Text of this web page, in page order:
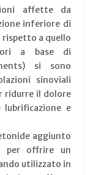
affette da
inferiore di
rispetto a quello
a base di
si sono
sinoviali
ridurre il dolore
e
aggiunto
per offrire un
utilizzato in